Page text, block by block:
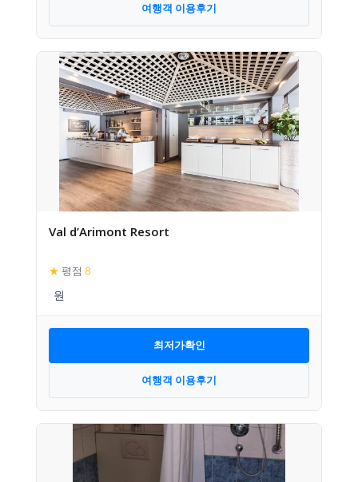
여행객 이용후기
Val d’Arimont Resort
★ 평점 8
최저가확인
여행객 이용후기